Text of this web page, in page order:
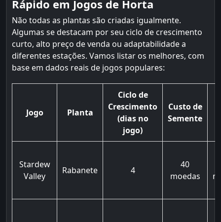
Rápido em Jogos de Horta
Não todas as plantas são criadas igualmente.
Algumas se destacam por seu ciclo de crescimento
curto, alto preço de venda ou adaptabilidade a
diferentes estações. Vamos listar os melhores, com
base em dados reais de jogos populares:
Jogo Planta
Ciclo de
Crescimento
(dias no
jogo)
Custo de
Semente
Stardew
Valley
Rabanete 4
40
moedas